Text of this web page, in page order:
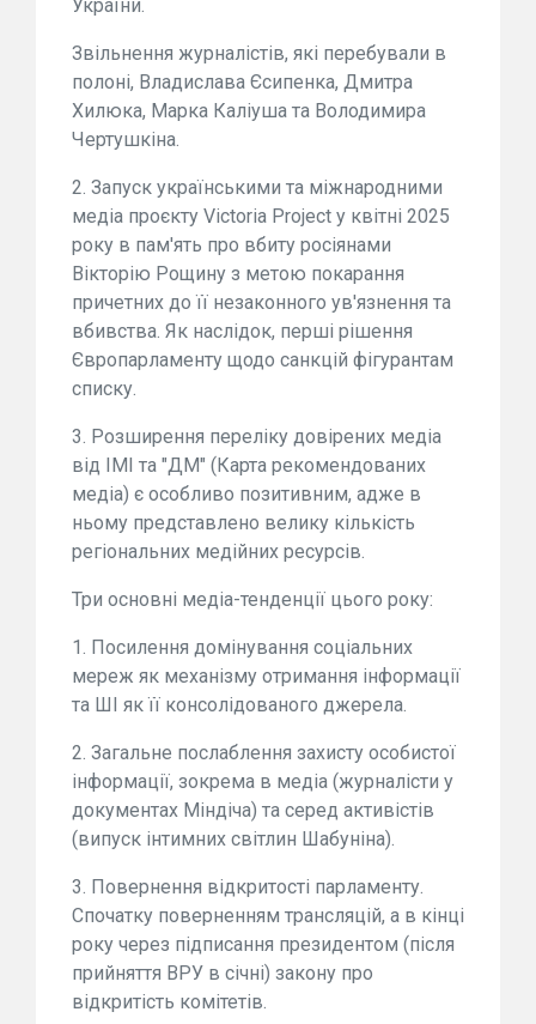
України.
Звільнення журналістів, які перебували в
полоні, Владислава Єсипенка, Дмитра
Хилюка, Марка Каліуша та Володимира
Чертушкіна.
2.⁠ ⁠Запуск українськими та міжнародними
медіа проєкту Victoria Project у квітні 2025
року в пам'ять про вбиту росіянами
Вікторію Рощину з метою покарання
причетних до її незаконного ув'язнення та
вбивства. Як наслідок, перші рішення
Європарламенту щодо санкцій фігурантам
списку.
3. Розширення переліку довірених медіа
від ІМІ та "ДМ" (Карта рекомендованих
медіа) є особливо позитивним, адже в
ньому представлено велику кількість
регіональних медійних ресурсів.
Три основні медіа-тенденції цього року:
1.⁠ ⁠Посилення домінування соціальних
мереж як механізму отримання інформації
та ШІ як її консолідованого джерела.
2. Загальне послаблення захисту особистої
інформації, зокрема в медіа (журналісти у
документах Міндіча) та серед активістів
(випуск інтимних світлин Шабуніна).
3.⁠ ⁠Повернення відкритості парламенту.
Спочатку поверненням трансляцій, а в кінці
року через підписання президентом (після
прийняття ВРУ в січні) закону про
відкритість комітетів.